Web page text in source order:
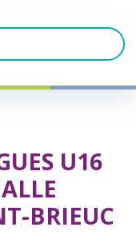
U16
BRIEUC